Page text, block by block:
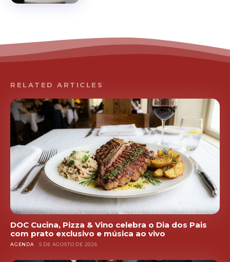
RELATED ARTICLES
DOC Cucina, Pizza & Vino celebra o Dia dos Pais
com prato exclusivo e música ao vivo
AGENDA 5 DE AGOSTO DE 2026